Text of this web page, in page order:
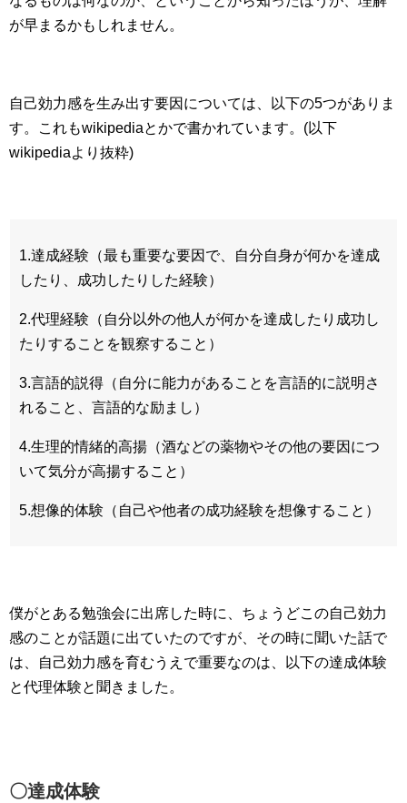
が早まるかもしれません。
自己効力感を生み出す要因については、以下の5つがありま
す。これもwikipediaとかで書かれています。(以下
wikipediaより抜粋)
1.達成経験（最も重要な要因で、自分自身が何かを達成
したり、成功したりした経験）
2.代理経験（自分以外の他人が何かを達成したり成功し
たりすることを観察すること）
3.言語的説得（自分に能力があることを言語的に説明さ
れること、言語的な励まし）
4.生理的情緒的高揚（酒などの薬物やその他の要因につ
いて気分が高揚すること）
5.想像的体験（自己や他者の成功経験を想像すること）
僕がとある勉強会に出席した時に、ちょうどこの自己効力
感のことが話題に出ていたのですが、その時に聞いた話で
は、自己効力感を育むうえで重要なのは、以下の達成体験
と代理体験と聞きました。
〇達成体験